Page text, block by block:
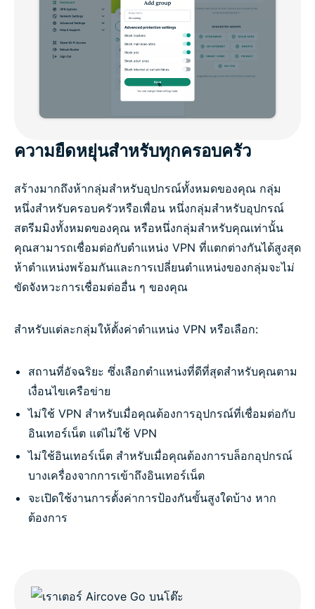
ความยืดหยุ่นสำหรับทุกครอบครัว
สร้างมากถึงห้ากลุ่มสำหรับอุปกรณ์ทั้งหมดของคุณ กลุ่ม
หนึ่งสำหรับครอบครัวหรือเพื่อน หนึ่งกลุ่มสำหรับอุปกรณ์
สตรีมมิงทั้งหมดของคุณ หรือหนึ่งกลุ่มสำหรับคุณเท่านั้น
คุณสามารถเชื่อมต่อกับตำแหน่ง VPN ที่แตกต่างกันได้สูงสุด
ห้าตำแหน่งพร้อมกันและการเปลี่ยนตำแหน่งของกลุ่มจะไม่
ขัดจังหวะการเชื่อมต่ออื่น ๆ ของคุณ
สำหรับแต่ละกลุ่มให้ตั้งค่าตำแหน่ง VPN หรือเลือก:
สถานที่อัจฉริยะ ซึ่งเลือกตำแหน่งที่ดีที่สุดสำหรับคุณตาม
เงื่อนไขเครือข่าย
ไม่ใช้ VPN สำหรับเมื่อคุณต้องการอุปกรณ์ที่เชื่อมต่อกับ
อินเทอร์เน็ต แต่ไม่ใช้ VPN
ไม่ใช้อินเทอร์เน็ต สำหรับเมื่อคุณต้องการบล็อกอุปกรณ์
บางเครื่องจากการเข้าถึงอินเทอร์เน็ต
จะเปิดใช้งานการตั้งค่าการป้องกันขั้นสูงใดบ้าง หาก
ต้องการ